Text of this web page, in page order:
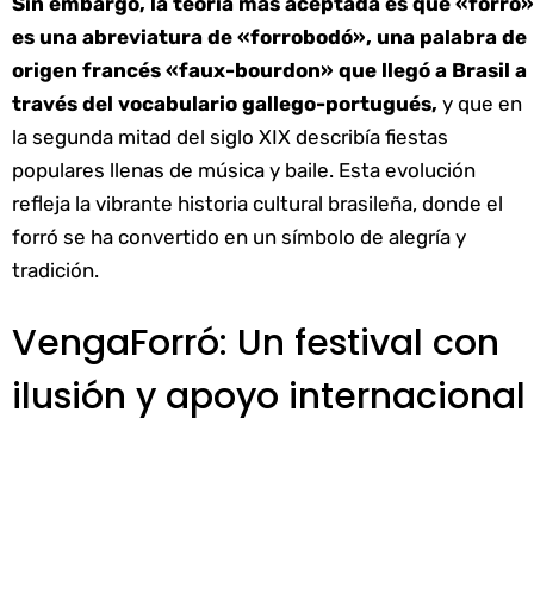
es una abreviatura de «forrobodó», una palabra de
origen francés «faux-bourdon» que llegó a Brasil a
través del vocabulario gallego-portugués, y que en
la segunda mitad del siglo XIX describía fiestas
populares llenas de música y baile. Esta evolución
refleja la vibrante historia cultural brasileña, donde el
forró se ha convertido en un símbolo de alegría y
tradición.
VengaForró: Un festival con
ilusión y apoyo internacional